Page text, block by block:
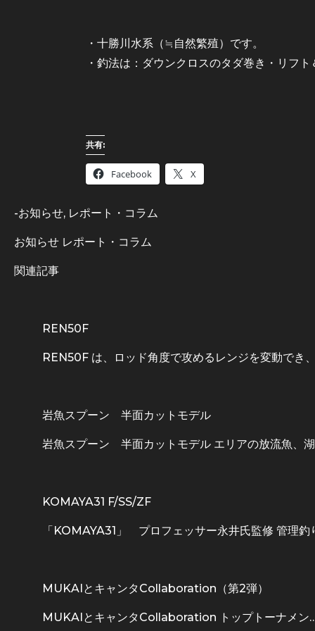
・十勝川水系（≒自然繁殖）です。
・釣法は：ダウンクロスのタダ巻き・リフト
共有:
Facebook X
-お知らせ, レポート・コラム
お知らせ レポート・コラム
関連記事
REN50F
REN50F は、ロッド角度で攻めるレンジを変動でき
岩魚スプーン 半面カットモデル
岩魚スプーン 半面カットモデル エリアの放流魚、
KOMAYA31 F/SS/ZF
「KOMAYA31」 プロフェッサー永井氏監修 管理釣
MUKAIとキャンタCollaboration（第2弾）
MUKAIとキャンタCollaboration トップトーナメン